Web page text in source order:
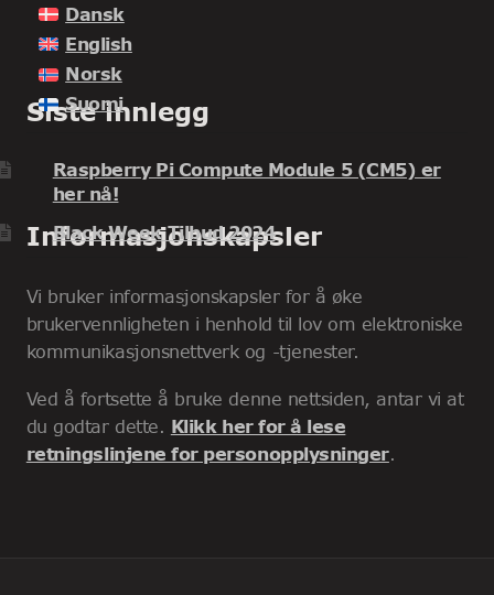
Dansk
English
Norsk
Suomi
Siste innlegg
Raspberry Pi Compute Module 5 (CM5) er
her nå!
Black Week Tilbud 2024
Informasjonskapsler
Vi bruker informasjonskapsler for å øke
brukervennligheten i henhold til lov om elektroniske
kommunikasjonsnettverk og -tjenester.
Ved å fortsette å bruke denne nettsiden, antar vi at
du godtar dette. Klikk her for å lese
retningslinjene for personopplysninger.